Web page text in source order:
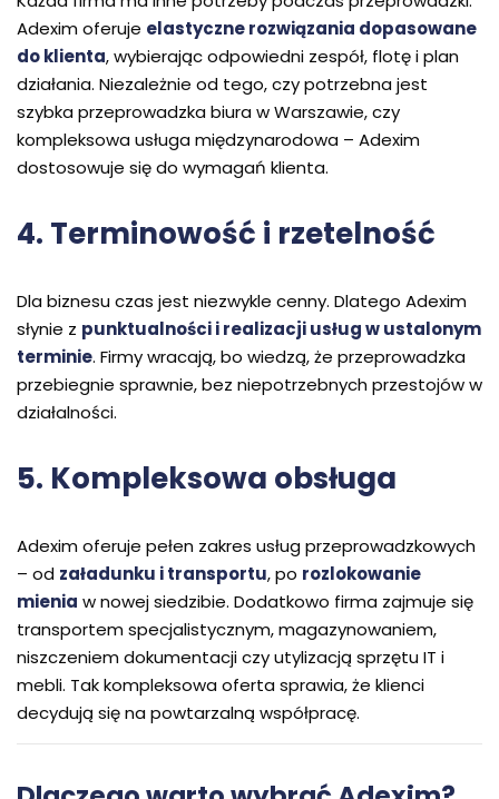
Adexim oferuje elastyczne rozwiązania dopasowane
do klienta, wybierając odpowiedni zespół, flotę i plan
działania. Niezależnie od tego, czy potrzebna jest
szybka przeprowadzka biura w Warszawie, czy
kompleksowa usługa międzynarodowa – Adexim
dostosowuje się do wymagań klienta.
4. Terminowość i rzetelność
Dla biznesu czas jest niezwykle cenny. Dlatego Adexim
słynie z punktualności i realizacji usług w ustalonym
terminie. Firmy wracają, bo wiedzą, że przeprowadzka
przebiegnie sprawnie, bez niepotrzebnych przestojów w
działalności.
5. Kompleksowa obsługa
Adexim oferuje pełen zakres usług przeprowadzkowych
– od załadunku i transportu, po rozlokowanie
mienia w nowej siedzibie. Dodatkowo firma zajmuje się
transportem specjalistycznym, magazynowaniem,
niszczeniem dokumentacji czy utylizacją sprzętu IT i
mebli. Tak kompleksowa oferta sprawia, że klienci
decydują się na powtarzalną współpracę.